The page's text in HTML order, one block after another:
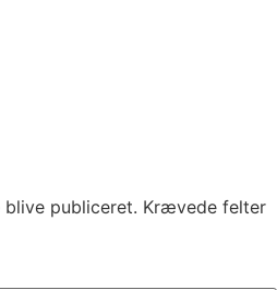
publiceret. Krævede felter